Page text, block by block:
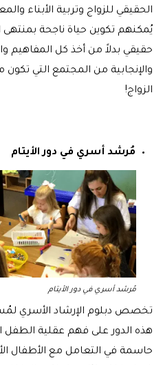
الحقيقي للزواج وتربية الأبناء
يُمكنهم تكوين حياة ناجحة
حقيقي بدلاً من أخذ كل المفاهيم
والإنجابية من المجتمع التي
الزواج!
مُرشد أسري في دور الأيتام
مُرشد أسري في دور الأيتام
تخصص دبلوم الإرشاد الأسري
هذه الدور على فهم عقلية الطفل
حاسمة في التعامل مع الأطفال